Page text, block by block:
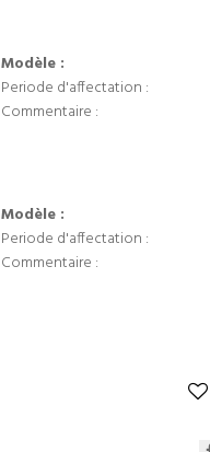
Modèle :
Periode d'affectation :
Commentaire :
Modèle :
Periode d'affectation :
Commentaire :